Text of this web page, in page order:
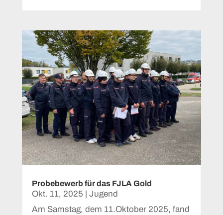
Probebewerb für das FJLA Gold
Okt. 11, 2025 | Jugend
Am Samstag, dem 11.Oktober 2025, fand